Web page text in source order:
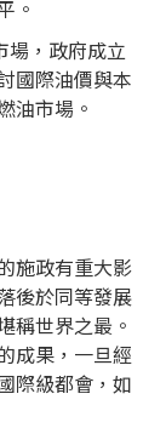
。
場，政府成立
國際油價與本
油市場。
施政有重大影
後於同等發展
稱世界之最。
成果，一旦經
際級都會，如